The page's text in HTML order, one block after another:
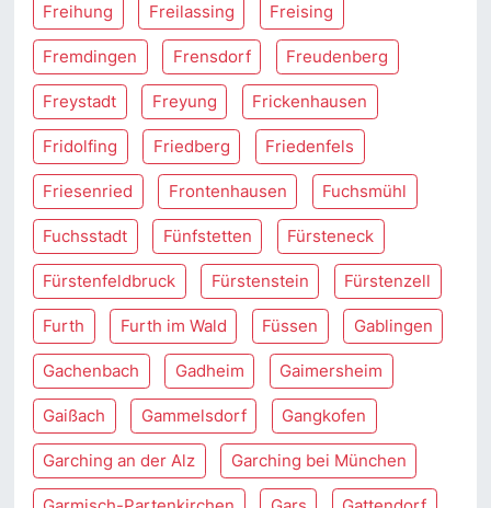
Freihung Freilassing Freising
Fremdingen Frensdorf Freudenberg
Freystadt Freyung Frickenhausen
Fridolfing Friedberg Friedenfels
Friesenried Frontenhausen Fuchsmühl
Fuchsstadt Fünfstetten Fürsteneck
Fürstenfeldbruck Fürstenstein Fürstenzell
Furth Furth im Wald Füssen Gablingen
Gachenbach Gadheim Gaimersheim
Gaißach Gammelsdorf Gangkofen
Garching an der Alz Garching bei München